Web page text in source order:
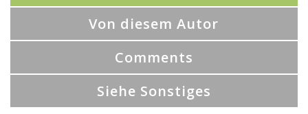
Von diesem Autor
Comments
Siehe Sonstiges